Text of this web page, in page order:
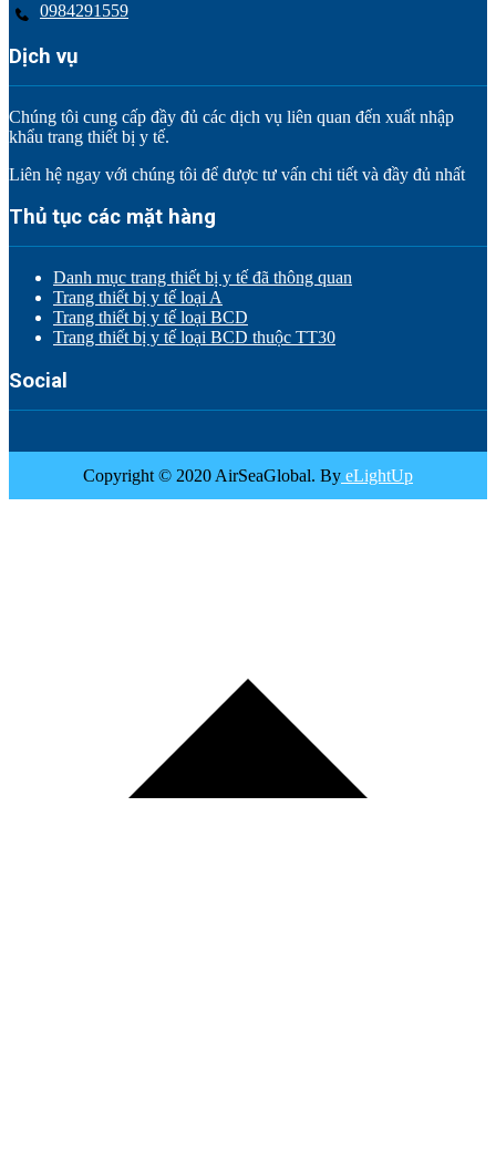
0984291559
Dịch vụ
Chúng tôi cung cấp đầy đủ các dịch vụ liên quan đến xuất nhập
khẩu trang thiết bị y tế.
Liên hệ ngay với chúng tôi để được tư vấn chi tiết và đầy đủ nhất
Thủ tục các mặt hàng
Danh mục trang thiết bị y tế đã thông quan
Trang thiết bị y tế loại A
Trang thiết bị y tế loại BCD
Trang thiết bị y tế loại BCD thuộc TT30
Social
Copyright © 2020 AirSeaGlobal. By eLightUp